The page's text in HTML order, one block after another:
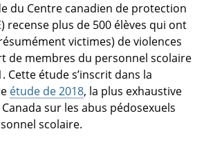
du Centre canadien de protection
recense plus de 500 élèves qui ont
victimes) de violences
de membres du personnel scolaire
Cette étude s’inscrit dans la
étude de 2018, la plus exhaustive
sur les abus pédosexuels
scolaire.